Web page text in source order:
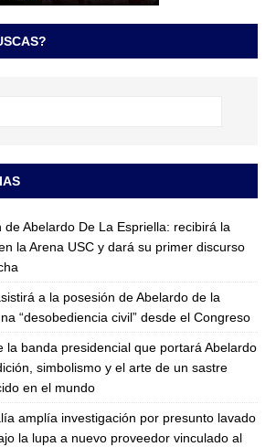
Abelardo De La Espriella: recibirá la
la Arena USC y dará su primer discurso
a la posesión de Abelardo de la
“desobediencia civil” desde el Congreso
la banda presidencial que portará Abelardo
simbolismo y el arte de un sastre
en el mundo
amplía investigación por presunto lavado
la lupa a nuevo proveedor vinculado al